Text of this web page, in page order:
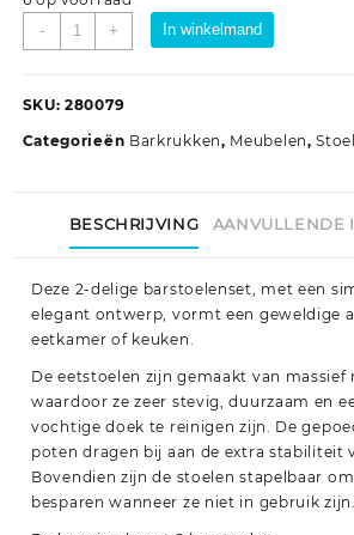
-
Barstoelen
2
massief
staal
+ In winkelmand
SKU: 280079
Categorieën Barkrukken, Meubelen,
BESCHRIJVING AANVULLENDE
Deze 2-delige barstoelenset, met een
elegant ontwerp, vormt een geweldige
eetkamer of keuken.
De eetstoelen zijn gemaakt van massief
waardoor ze zeer stevig, duurzaam en
vochtige doek te reinigen zijn. De
poten dragen bij aan de extra stabiliteit
Bovendien zijn de stoelen stapelbaar
besparen wanneer ze niet in gebruik zijn.